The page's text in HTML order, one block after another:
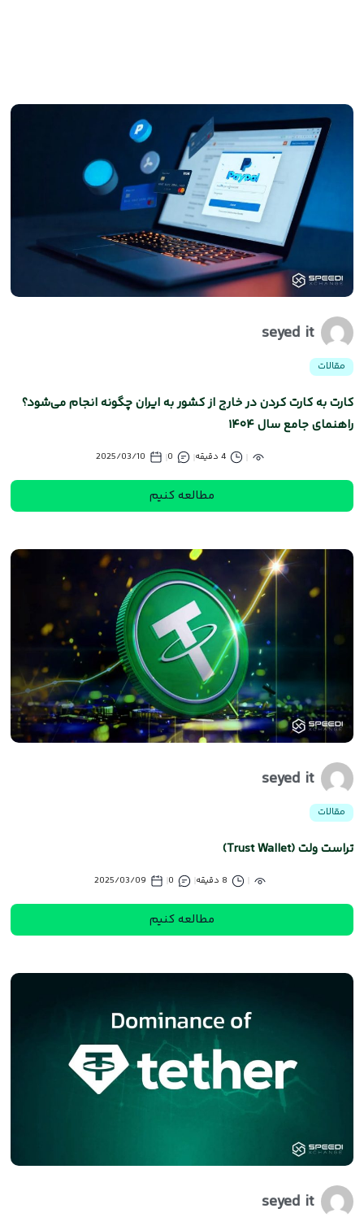
seyed it
مقالات
کارت به کارت کردن در خارج از کشور به ایران چگونه انجام می‌شود؟
راهنمای جامع سال ۱۴۰۴
4 دقیقه 0
2025/03/10
مطالعه کنیم
seyed it
مقالات
تراست ولت (Trust Wallet)
8 دقیقه 0
2025/03/09
مطالعه کنیم
seyed it